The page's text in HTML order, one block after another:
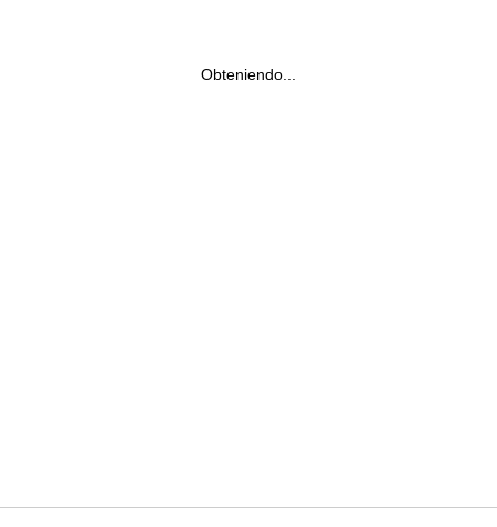
Obteniendo...